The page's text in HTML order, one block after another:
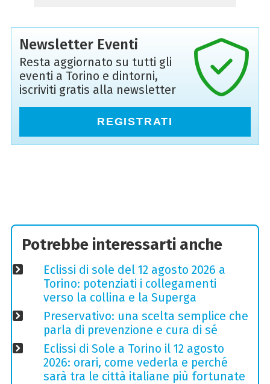
Newsletter Eventi
Resta aggiornato su tutti gli
eventi a Torino e dintorni,
iscriviti gratis alla newsletter
REGISTRATI
Potrebbe interessarti anche
Eclissi di sole del 12 agosto 2026 a
Torino: potenziati i collegamenti
verso la collina e la Superga
Preservativo: una scelta semplice che
parla di prevenzione e cura di sé
Eclissi di Sole a Torino il 12 agosto
2026: orari, come vederla e perché
sarà tra le città italiane più fortunate